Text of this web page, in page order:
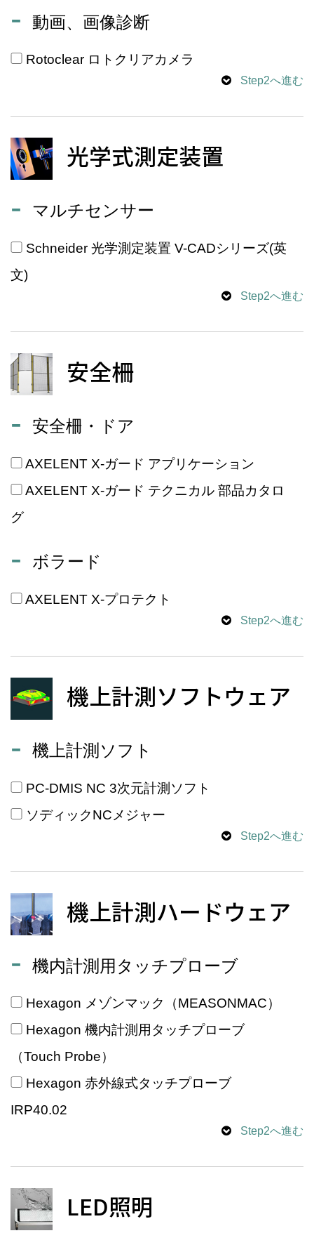
動画、画像診断
Rotoclear ロトクリアカメラ
Step2へ進む
光学式測定装置
マルチセンサー
Schneider 光学測定装置 V-CADシリーズ(英
文)
Step2へ進む
安全柵
安全柵・ドア
AXELENT X-ガード アプリケーション
AXELENT X-ガード テクニカル 部品カタロ
グ
ボラード
AXELENT X-プロテクト
Step2へ進む
機上計測ソフトウェア
機上計測ソフト
PC-DMIS NC 3次元計測ソフト
ソディックNCメジャー
Step2へ進む
機上計測ハードウェア
機内計測用タッチプローブ
Hexagon メゾンマック（MEASONMAC）
Hexagon 機内計測用タッチプローブ
（Touch Probe）
Hexagon 赤外線式タッチプローブ
IRP40.02
Step2へ進む
LED照明